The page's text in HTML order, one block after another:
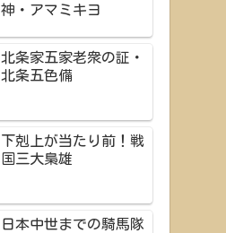
神・アマミキヨ
北条家五家老衆の証・
北条五色備
下剋上が当たり前！戦
国三大梟雄
日本中世までの騎馬隊